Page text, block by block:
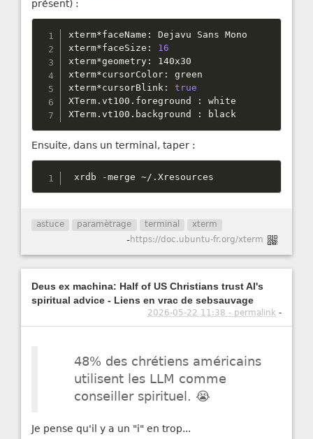
présent) :
xterm*faceName :
Dejavu Sans Mono
xterm*faceSize :
16
xterm*geometry :
140x30
xterm*cursorColor :
green
xterm*cursorBlink :
true
XTerm .vt100 . foreground :
white
XTerm .vt100 . background : black
Ensuite, dans un terminal, taper :
xrdb -merge ~/ .Xresources
astuce paramètrage terminal xterm
-https://doc.ubuntu-fr.org/xterm
Deus ex machina: Half of US Christians trust AI's
spiritual advice - Liens en vrac de sebsauvage
2026-05-22 11:38 - permalink -
48% des chrétiens américains
utilisent les LLM comme
conseiller spirituel. 😭
Je pense qu'il y a un "i" en trop...